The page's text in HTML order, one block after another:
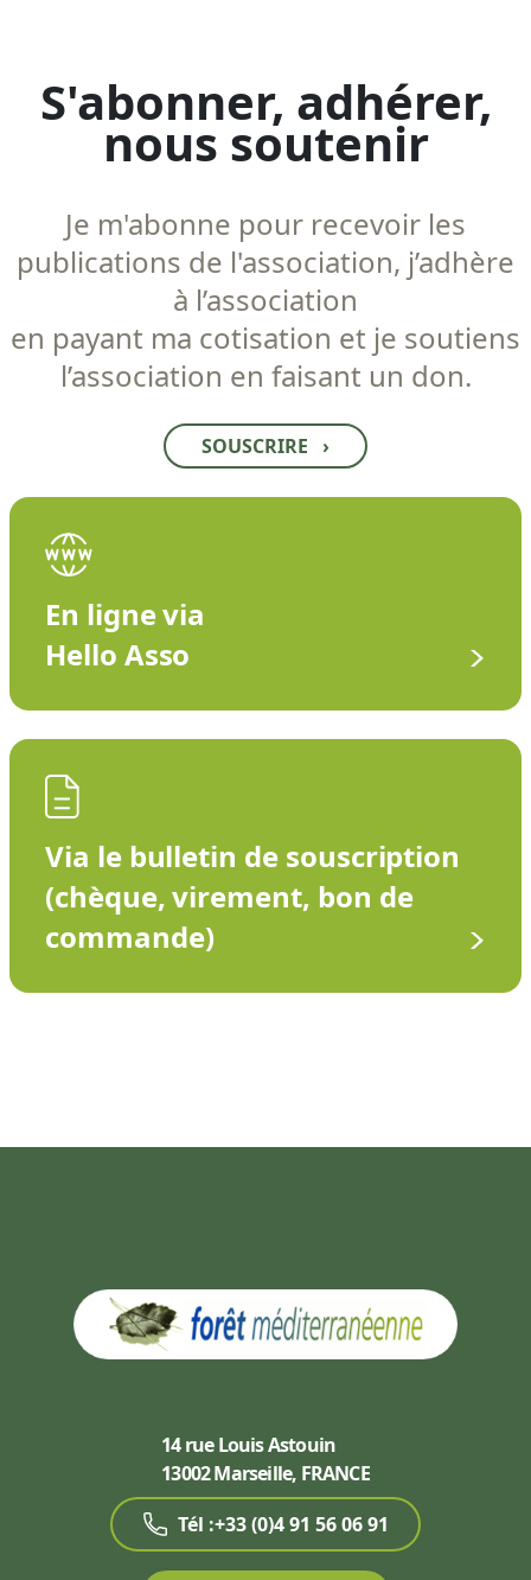
S'abonner, adhérer,
nous soutenir
Je m'abonne pour recevoir les
publications de l'association, j’adhère
à l’association
en payant ma cotisation et je soutiens
l’association en faisant un don.
SOUSCRIRE ›
En ligne via
Hello Asso
Via le bulletin de souscription
(chèque, virement, bon de
commande)
14 rue Louis Astouin
13002 Marseille, FRANCE
Tél :+33 (0)4 91 56 06 91